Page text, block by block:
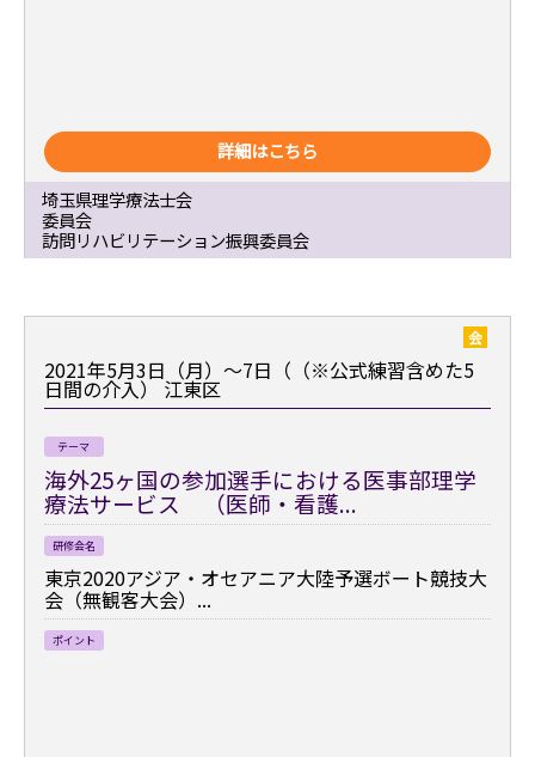
詳細はこちら
埼玉県理学療法士会
委員会
訪問リハビリテーション振興委員会
会
2021年5月3日（月）～7日（（※公式練習含めた5
日間の介入）江東区
テーマ
海外25ヶ国の参加選手における医事部理学
療法サービス （医師・看護...
研修会名
東京2020アジア・オセアニア大陸予選ボート競技大
会（無観客大会）...
ポイント